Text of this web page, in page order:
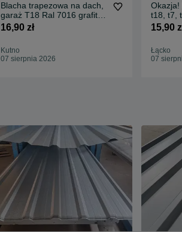
Blacha trapezowa na dach,
garaż T18 Ral 7016 grafit
mat DOBRA CENA
16,90 zł
Kutno
07 sierpnia 2026
Okazja!
t18, t7,
15,90
Łącko
07